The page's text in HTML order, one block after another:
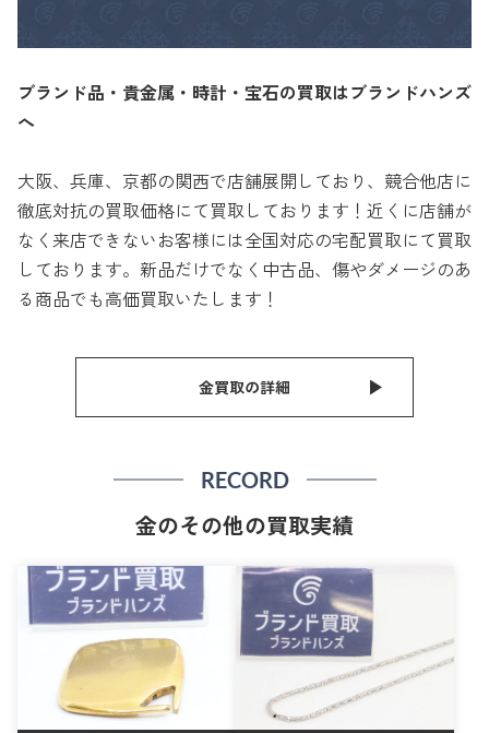
ブランド品・貴金属・時計・宝石の買取はブランドハンズ
へ
大阪、兵庫、京都の関西で店舗展開しており、競合他店に
徹底対抗の買取価格にて買取しております！近くに店舗が
なく来店できないお客様には全国対応の宅配買取にて買取
しております。新品だけでなく中古品、傷やダメージのあ
る商品でも高価買取いたします！
金買取の詳細
RECORD
金のその他の買取実績